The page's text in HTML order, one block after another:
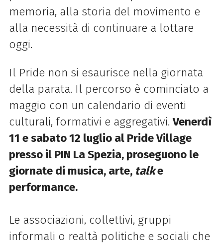
memoria, alla storia del movimento e
alla necessità di continuare a lottare
oggi.
Il Pride non si esaurisce nella giornata
della parata. Il percorso è cominciato a
maggio con un calendario di eventi
culturali, formativi e aggregativi.Venerdì
11 e sabato 12 luglio al Pride Village
presso il PIN La Spezia, proseguono le
giornate di musica, arte, talke
performance.
Le associazioni, collettivi, gruppi
informali o realtà politiche e sociali che